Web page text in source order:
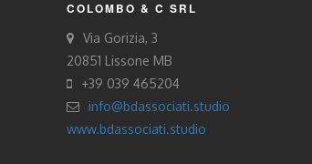
COLOMBO & C SRL
Via Gorizia, 3
20851 Lissone MB
+39 039 465204
info@bdassociati.studio
www.bdassociati.studio